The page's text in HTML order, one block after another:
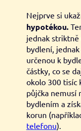
Nejprve si
hypotékou.
jednak striktně
bydlení,
určenou k
částky, co se
okolo 300 tisíc
půjčka nemusí
bydlením a
korun
telefonu).